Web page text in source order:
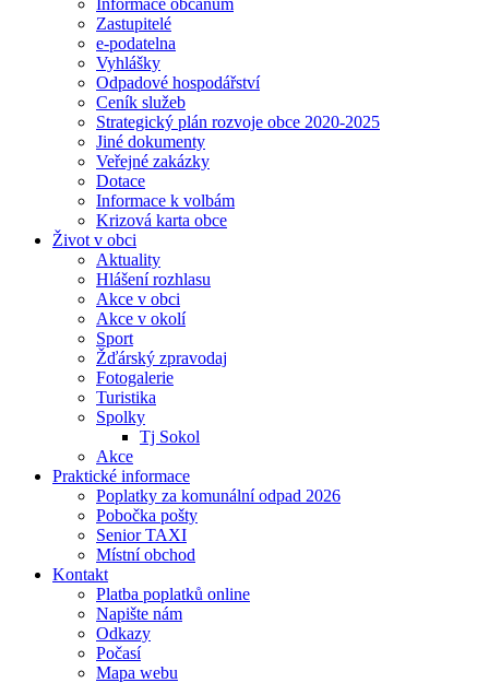
Informace občanům
Zastupitelé
e-podatelna
Vyhlášky
Odpadové hospodářství
Ceník služeb
Strategický plán rozvoje obce 2020-2025
Jiné dokumenty
Veřejné zakázky
Dotace
Informace k volbám
Krizová karta obce
Život v obci
Aktuality
Hlášení rozhlasu
Akce v obci
Akce v okolí
Sport
Žďárský zpravodaj
Fotogalerie
Turistika
Spolky
Tj Sokol
Akce
Praktické informace
Poplatky za komunální odpad 2026
Pobočka pošty
Senior TAXI
Místní obchod
Kontakt
Platba poplatků online
Napište nám
Odkazy
Počasí
Mapa webu